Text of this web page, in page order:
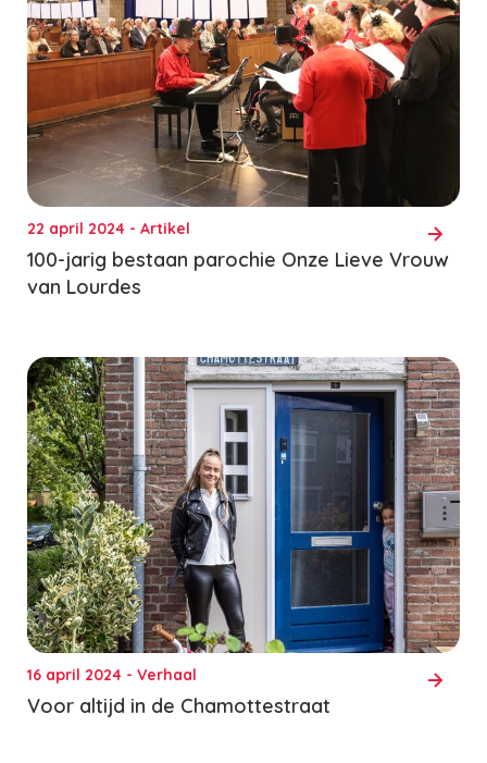
22 april 2024 - Artikel
100-jarig bestaan parochie Onze Lieve Vrouw
van Lourdes
16 april 2024 - Verhaal
Voor altijd in de Chamottestraat